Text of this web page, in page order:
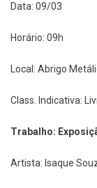
Data: 09/03
Horário: 09h
Local: Abrigo
Class. Indicativa:
Trabalho:
Artista: Isaque